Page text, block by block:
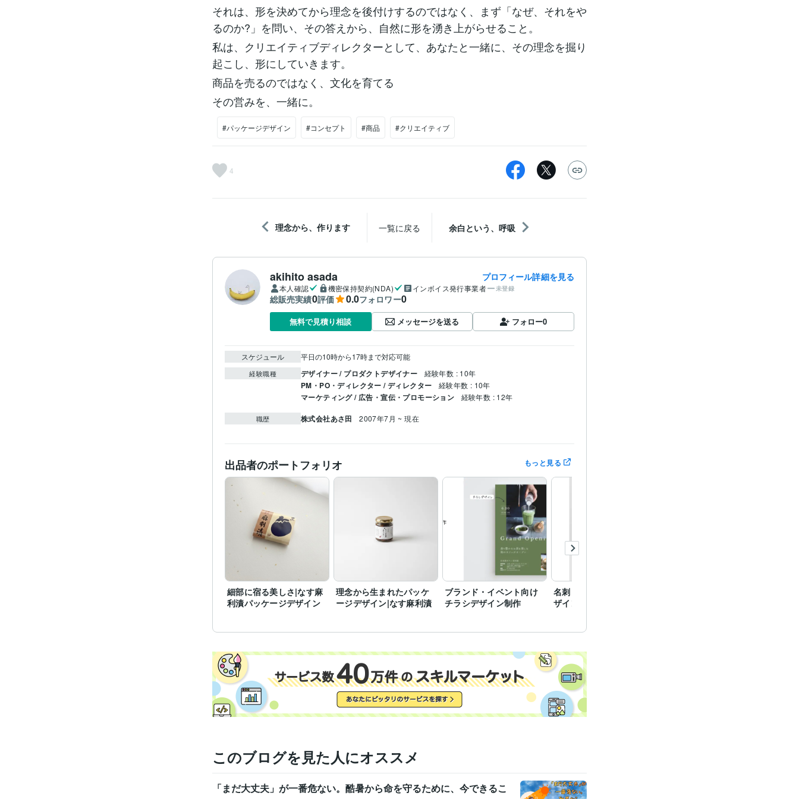
それは、形を決めてから理念を後付けするのではなく、まず「なぜ、それをや
るのか?」を問い、その答えから、自然に形を湧き上がらせること。
私は、クリエイティブディレクターとして、あなたと一緒に、その理念を掘り
起こし、形にしていきます。
商品を売るのではなく、文化を育てる
その営みを、一緒に。
#パッケージデザイン #コンセプト #商品 #クリエイティブ
4
理念から、作ります 一覧に戻る 余白という、呼吸
akihito asada プロフィール詳細を見る
本人確認 機密保持契約(NDA) インボイス発行事業者 未登録
総販売実績0評価 0.0フォロワー0
無料で見積り相談 メッセージを送る フォロー0
スケジュール 平日の10時から17時まで対応可能
経験職種 デザイナー / プロダクトデザイナー 経験年数 : 10年
PM・PO・ディレクター / ディレクター 経験年数 : 10年
マーケティング / 広告・宣伝・プロモーション 経験年数 : 12年
職歴 株式会社あさ田 2007年7月 ~ 現在
出品者のポートフォリオ もっと見る
細部に宿る美しさ|なす麻
利漬パッケージデザイン
理念から生まれたパッケ
ージデザイン|なす麻利漬
ブランド・イベント向け
チラシデザイン制作
名刺・冊子などのDTPデ
ザイン制作
このブログを見た人にオススメ
「まだ大丈夫」が一番危ない。酷暑から命を守るために、今できるこ